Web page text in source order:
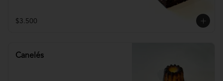
$3.500
Canelés